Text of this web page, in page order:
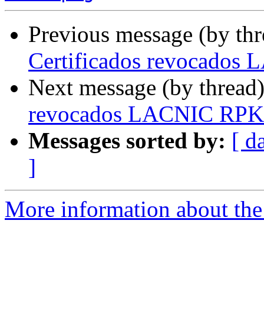
Previous message (by
Certificados revocados
Next message (by
revocados LACNIC
Messages sorted by: [
]
More information about